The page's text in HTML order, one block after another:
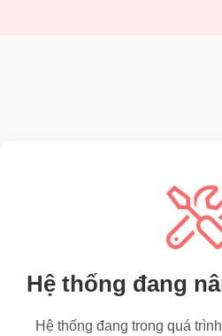
Hệ thống đang
Hệ thống đang trong quá